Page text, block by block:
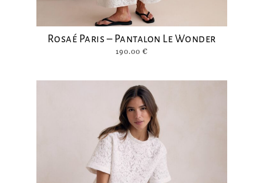
Rosaé Paris – Pantalon Le Wonder
190.00 €